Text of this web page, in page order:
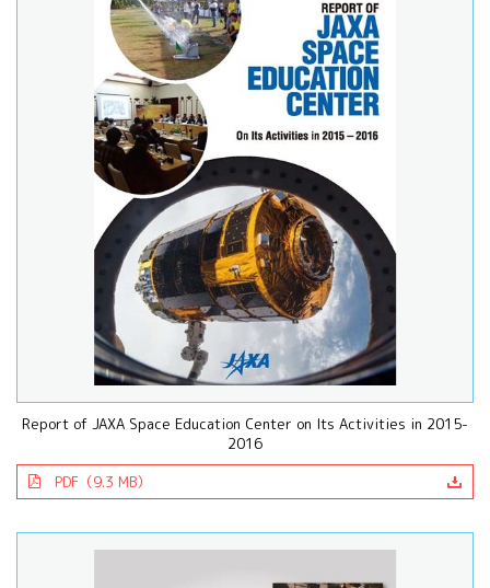
Report of JAXA Space Education Center on Its Activities in 2015-
2016
PDF（9.3 MB）